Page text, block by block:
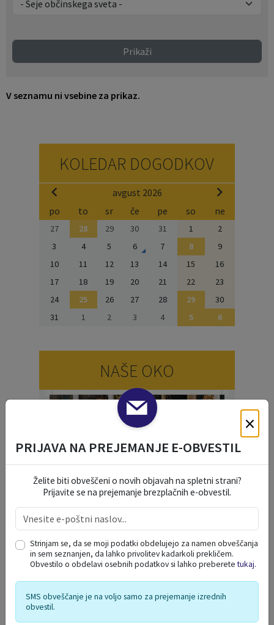
Prikaži
V seznamu ni vsebine za prikaz.
KOLEDAR DOGODKOV
avgust 2026
po
to sr če pe so ne
27 28 29 30 31 1
2
3
4 5 6 7 8
9
10
11 12 13 14 15
16
17
18 19 20 21 22
23
24
25 26 27 28 29
30
31
1 2 3 4 5 6
NAŠE OKO
Strateški dokumenti
Katalog informacij javnega značaja
×
PRIJAVA NA PREJEMANJE E-OBVESTIL
Želite biti obveščeni o novih objavah na spletni strani?
Prijavite se na prejemanje brezplačnih e-obvestil.
Strinjam se, da se moji podatki obdelujejo za namen obveščanja
in sem seznanjen, da lahko privolitev kadarkoli prekličem.
Obvestilo o obdelavi osebnih podatkov si lahko preberetetukaj.
SMS obveščanje je na voljo samo za prejemanje izrednih
obvestil.